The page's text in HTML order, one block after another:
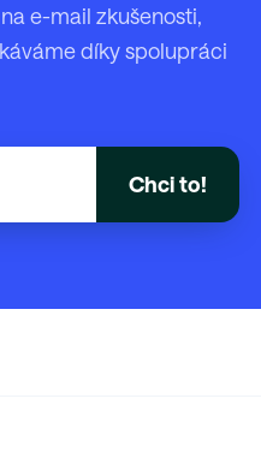
e-mail zkušenosti,
díky spolupráci